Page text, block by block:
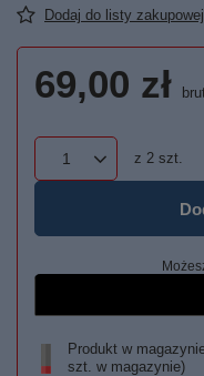
Dodaj do listy zakupowej
69,00 zł
z 2 szt.
Produkt w
szt. w magazynie)